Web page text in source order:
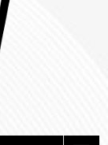
e Tecnológica